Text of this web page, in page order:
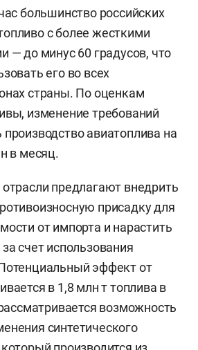
большинство российских
с более жесткими
— до минус 60 градусов, что
его во всех
страны. По оценкам
изменение требований
авиатоплива на
в месяц.
предлагают внедрить
присадку для
от импорта и нарастить
счет использования
эффект от
в 1,8 млн т топлива в
возможность
синтетического